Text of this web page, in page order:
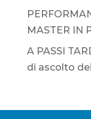
MASTER IN
A PASSI
di ascolto